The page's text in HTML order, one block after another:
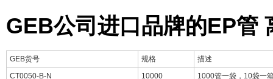
GEB公司进口品牌的EP管
GEB货号 规格
描述
CT0050-B-N
10000
1000管一袋，10袋一